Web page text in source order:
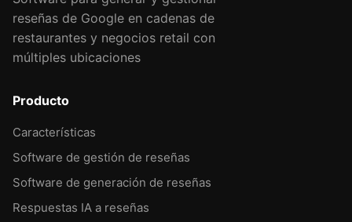
reseñas de Google en cadenas de
restaurantes y negocios retail con
múltiples ubicaciones
Producto
Características
Software de gestión de reseñas
Software de generación de reseñas
Respuestas IA a reseñas